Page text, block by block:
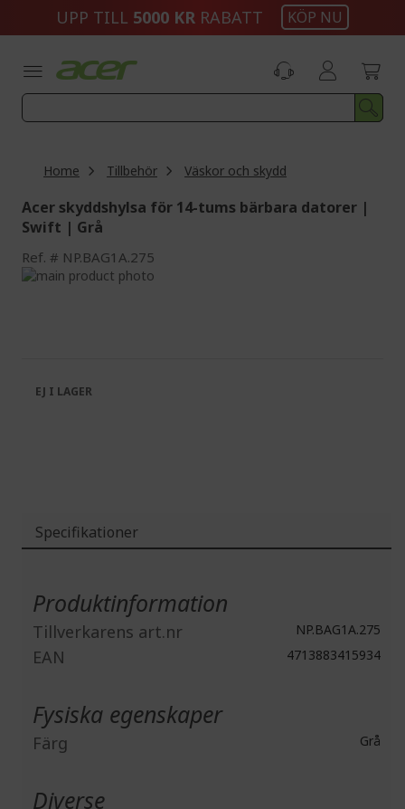
UPP TILL 5000 KR RABATT KÖP NU
Home Tillbehör Väskor och skydd
Acer skyddshylsa för 14-tums bärbara datorer |
Swift | Grå
Ref. NP.BAG1A.275
Skip
images
gallery
the
images
EJ I LAGER
Specifikationer
Produktinformation
Tillverkarens art.nr NP.BAG1A.275
EAN 4713883415934
Fysiska egenskaper
Färg Grå
Diverse